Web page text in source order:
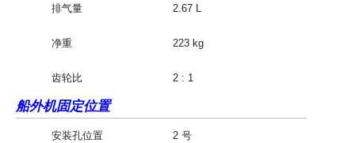
排气量 2.67 L
净重 223 kg
齿轮比 2 : 1
船外机固定位置
安装孔位置 2 号